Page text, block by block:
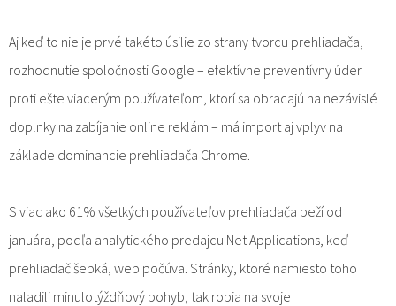
Aj keď to nie je prvé takéto úsilie zo strany tvorcu prehliadača,
rozhodnutie spoločnosti Google – efektívne preventívny úder
proti ešte viacerým používateľom, ktorí sa obracajú na nezávislé
doplnky na zabíjanie online reklám – má import aj vplyv na
základe dominancie prehliadača Chrome.
S viac ako 61% všetkých používateľov prehliadača beží od
januára, podľa analytického predajcu Net Applications, keď
prehliadač šepká, web počúva. Stránky, ktoré namiesto toho
naladili minulotýždňový pohyb, tak robia na svoje